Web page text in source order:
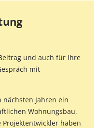
und auch für Ihre
mit
nächsten Jahren ein
Wohnungsbau,
Projektentwickler haben